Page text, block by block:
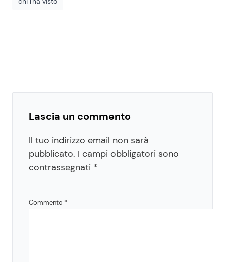
Lascia un commento
Il tuo indirizzo email non sarà
pubblicato. I campi obbligatori sono
contrassegnati *
Commento *